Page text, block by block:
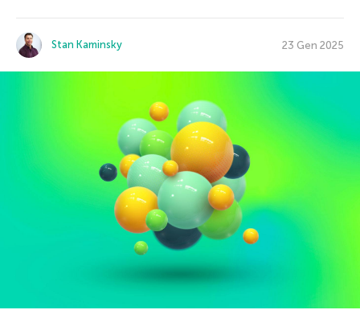
Stan Kaminsky 23 Gen 2025